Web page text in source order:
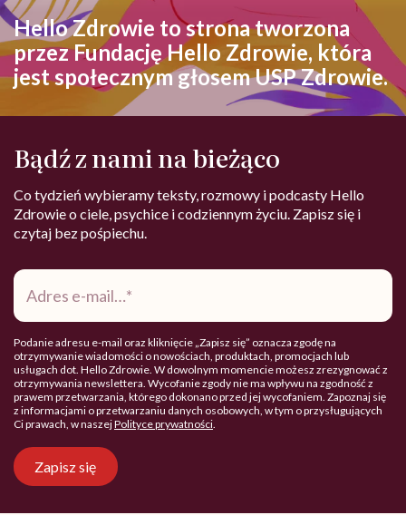
Hello Zdrowie to strona tworzona
przez Fundację Hello Zdrowie, która
jest społecznym głosem USP Zdrowie.
Bądź z nami na bieżąco
Co tydzień wybieramy teksty, rozmowy i podcasty Hello
Zdrowie o ciele, psychice i codziennym życiu. Zapisz się i
czytaj bez pośpiechu.
Adres
mail*
Podanie adresu e-mail oraz kliknięcie „Zapisz się” oznacza zgodę na
otrzymywanie wiadomości o nowościach, produktach, promocjach lub
usługach dot. Hello Zdrowie. W dowolnym momencie możesz zrezygnować z
otrzymywania newslettera. Wycofanie zgody nie ma wpływu na zgodność z
prawem przetwarzania, którego dokonano przed jej wycofaniem. Zapoznaj się
z informacjami o przetwarzaniu danych osobowych, w tym o przysługujących
Ci prawach, w naszejPolityce prywatności.
Zapisz się